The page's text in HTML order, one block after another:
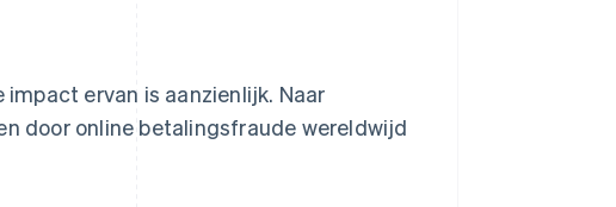
ervan is aanzienlijk. Naar
door online betalingsfraude wereldwijd